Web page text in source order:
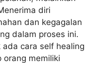
diri
dan kegagalan
dalam proses ini.
cara self healing
orang memiliki